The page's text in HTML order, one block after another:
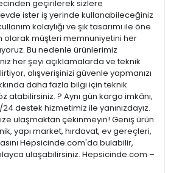
geçirilerek sizlere
evde ister iş yerinde kullanabileceğiniz
kolaylığı ve şık tasarımı ile öne
olarak müşteri memnuniyetini her
Bu nedenle ürünlerimiz
her şeyi açıklamalarda ve teknik
alışverişinizi güvenle yapmanızı
daha fazla bilgi için teknik
atabilirsiniz. ? Aynı gün kargo imkânı,
destek hizmetimiz ile yanınızdayız.
ulaşmaktan çekinmeyin! Geniş ürün
yapı market, hırdavat, ev gereçleri,
Hepsicinde.com'da bulabilir,
ulaşabilirsiniz. Hepsicinde.com –